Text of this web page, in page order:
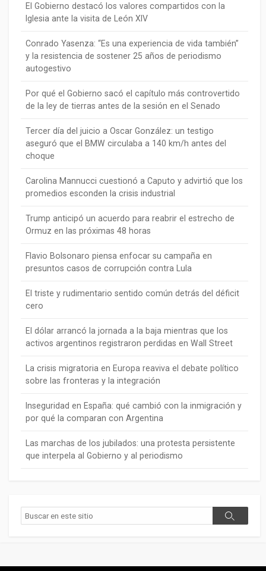
El Gobierno destacó los valores compartidos con la
Iglesia ante la visita de León XIV
Conrado Yasenza: “Es una experiencia de vida también”
y la resistencia de sostener 25 años de periodismo
autogestivo
Por qué el Gobierno sacó el capítulo más controvertido
de la ley de tierras antes de la sesión en el Senado
Tercer día del juicio a Oscar González: un testigo
aseguró que el BMW circulaba a 140 km/h antes del
choque
Carolina Mannucci cuestionó a Caputo y advirtió que los
promedios esconden la crisis industrial
Trump anticipó un acuerdo para reabrir el estrecho de
Ormuz en las próximas 48 horas
Flavio Bolsonaro piensa enfocar su campaña en
presuntos casos de corrupción contra Lula
El triste y rudimentario sentido común detrás del déficit
cero
El dólar arrancó la jornada a la baja mientras que los
activos argentinos registraron perdidas en Wall Street
La crisis migratoria en Europa reaviva el debate político
sobre las fronteras y la integración
Inseguridad en España: qué cambió con la inmigración y
por qué la comparan con Argentina
Las marchas de los jubilados: una protesta persistente
que interpela al Gobierno y al periodismo
Buscar
Buscar